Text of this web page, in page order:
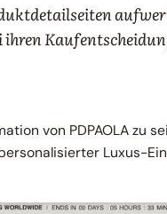
von PDPAOLA zu
Luxus-